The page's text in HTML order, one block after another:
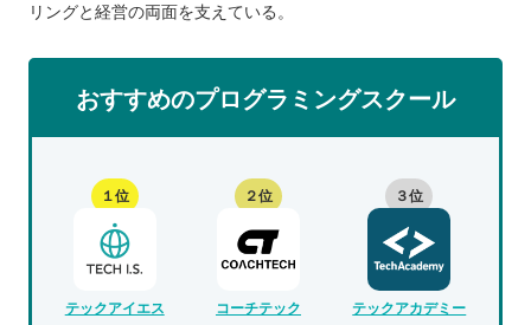
リングと経営の両面を支えている。
おすすめのプログラミングスクール
１位
テックアイエス
２位
コーチテック
３位
テックアカデミー